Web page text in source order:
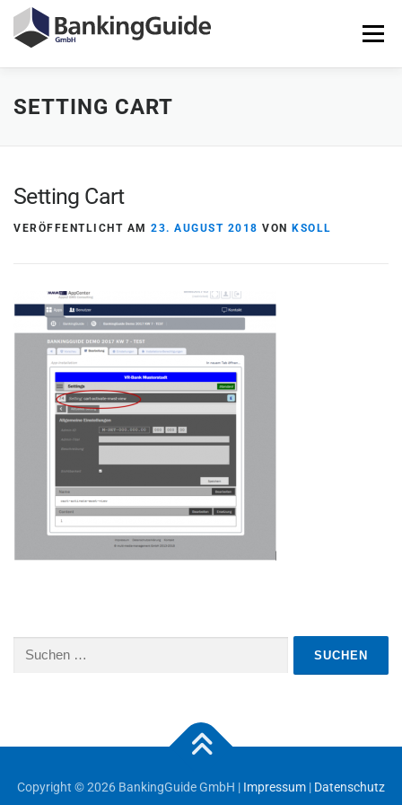
Zum
Inhalt
springen
Menü
STARTSEITE PRODUKTE
SETTING CART
Setting Cart
VERÖFFENTLICHT AM 23. AUGUST 2018 VON KSOLL
nach:
Copyright © 2026 BankingGuide GmbH | Impressum | Datenschutz